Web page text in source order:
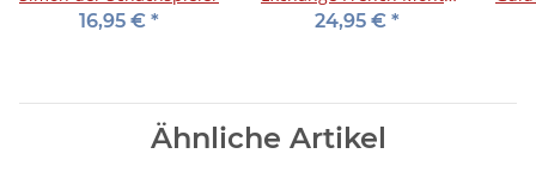
16,95 € *
Carlo Variation
24,95 € *
Ähnliche Artikel